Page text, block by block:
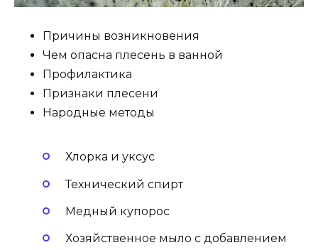
Причины возникновения
Чем опасна плесень в ванной
Профилактика
Признаки плесени
Народные методы
Хлорка и уксус
Технический спирт
Медный купорос
Хозяйственное мыло с добавлением